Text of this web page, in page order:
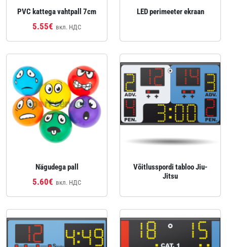
PVC kattega vahtpall 7cm
5.55€ вкл. НДС
LED perimeeter ekraan
Nägudega pall
5.60€ вкл. НДС
Võitlusspordi tabloo Jiu-
Jitsu